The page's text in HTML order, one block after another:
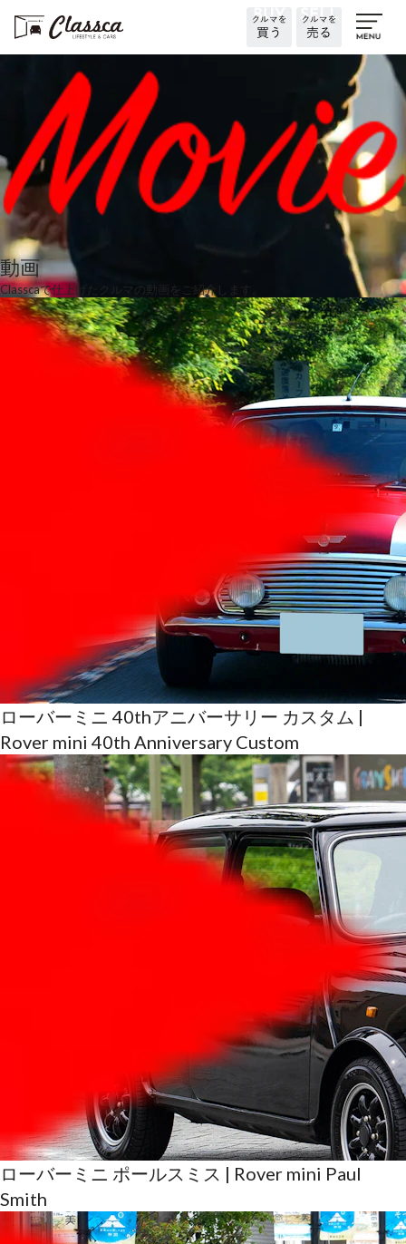
動画
Classcaで仕上げたクルマの動画をご紹介します。
ローバーミニ 40thアニバーサリー カスタム |
Rover mini 40th Anniversary Custom
ローバーミニ ポールスミス | Rover mini Paul
Smith